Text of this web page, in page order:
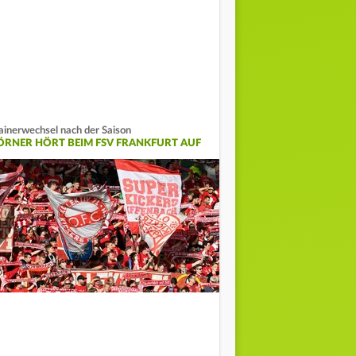
nach der Saison
HÖRT BEIM FSV FRANKFURT AUF